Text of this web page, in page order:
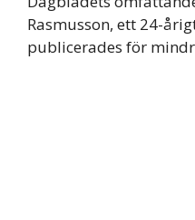
Rasmusson, ett 24-
publicerades för